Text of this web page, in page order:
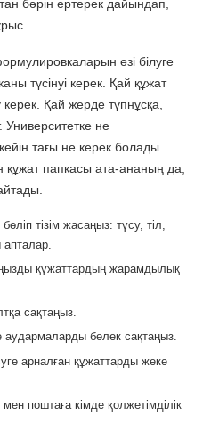
бәрін ертерек дайындап,
өзі білуге
түсінуі керек. Қай құжат
Қай жерде түпнұсқа,
Университетке не
тағы не керек болады.
папкасы ата-ананың да,
тізім жасаңыз: түсу, тіл,
құжаттардың жарамдылық
сақтаңыз.
аудармаларды бөлек сақтаңыз.
арналған құжаттарды жеке
поштаға кімде қолжетімділік